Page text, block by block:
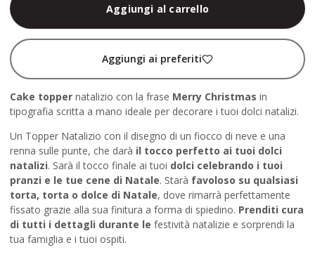
Aggiungi al carrello
Aggiungi ai preferiti
Cake topper natalizio con la frase Merry Christmas in
tipografia scritta a mano ideale per decorare i tuoi dolci natalizi.
Un Topper Natalizio con il disegno di un fiocco di neve e una
renna sulle punte, che darà il tocco perfetto ai tuoi dolci
natalizi. Sarà il tocco finale ai tuoi dolci celebrando i tuoi
pranzi e le tue cene di Natale. Starà favoloso su qualsiasi
torta, torta o dolce di Natale, dove rimarrà perfettamente
fissato grazie alla sua finitura a forma di spiedino. Prenditi cura
di tutti i dettagli durante le festività natalizie e sorprendi la
tua famiglia e i tuoi ospiti.